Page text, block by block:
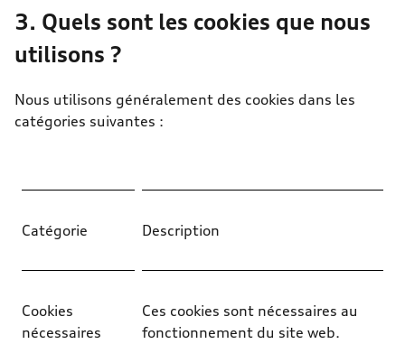
3. Quels sont les cookies que nous
utilisons ?
Nous utilisons généralement des cookies dans les
catégories suivantes :
Catégorie Description
Cookies
nécessaires
Ces cookies sont nécessaires au
fonctionnement du site web.